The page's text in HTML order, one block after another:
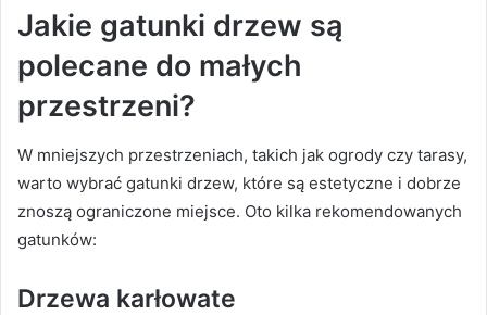
Jakie gatunki drzew są
polecane do małych
przestrzeni?
W mniejszych przestrzeniach, takich jak ogrody czy tarasy,
warto wybrać gatunki drzew, które są estetyczne i dobrze
znoszą ograniczone miejsce. Oto kilka rekomendowanych
gatunków:
Drzewa karłowate